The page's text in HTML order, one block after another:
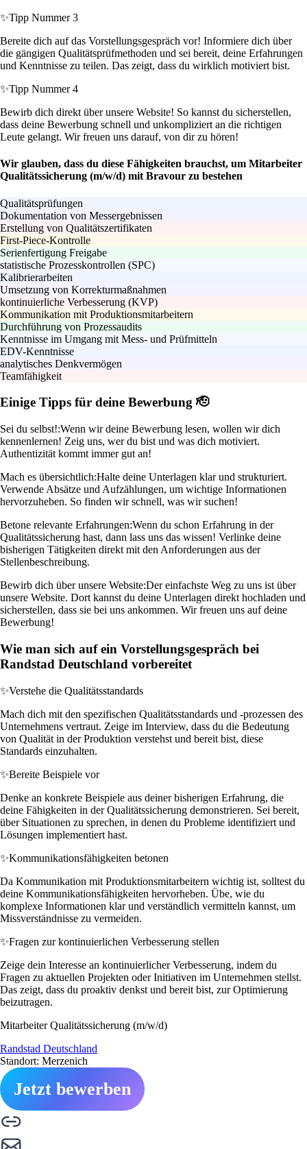
✨Tipp Nummer 3
Bereite dich auf das Vorstellungsgespräch vor! Informiere dich über
die gängigen Qualitätsprüfmethoden und sei bereit, deine Erfahrungen
und Kenntnisse zu teilen. Das zeigt, dass du wirklich motiviert bist.
✨Tipp Nummer 4
Bewirb dich direkt über unsere Website! So kannst du sicherstellen,
dass deine Bewerbung schnell und unkompliziert an die richtigen
Leute gelangt. Wir freuen uns darauf, von dir zu hören!
Wir glauben, dass du diese Fähigkeiten brauchst, um Mitarbeiter
Qualitätssicherung (m/w/d) mit Bravour zu bestehen
Qualitätsprüfungen
Dokumentation von Messergebnissen
Erstellung von Qualitätszertifikaten
First-Piece-Kontrolle
Serienfertigung Freigabe
statistische Prozesskontrollen (SPC)
Kalibrierarbeiten
Umsetzung von Korrekturmaßnahmen
kontinuierliche Verbesserung (KVP)
Kommunikation mit Produktionsmitarbeitern
Durchführung von Prozessaudits
Kenntnisse im Umgang mit Mess- und Prüfmitteln
EDV-Kenntnisse
analytisches Denkvermögen
Teamfähigkeit
Einige Tipps für deine Bewerbung 🫡
Sei du selbst!:Wenn wir deine Bewerbung lesen, wollen wir dich
kennenlernen! Zeig uns, wer du bist und was dich motiviert.
Authentizität kommt immer gut an!
Mach es übersichtlich:Halte deine Unterlagen klar und strukturiert.
Verwende Absätze und Aufzählungen, um wichtige Informationen
hervorzuheben. So finden wir schnell, was wir suchen!
Betone relevante Erfahrungen:Wenn du schon Erfahrung in der
Qualitätssicherung hast, dann lass uns das wissen! Verlinke deine
bisherigen Tätigkeiten direkt mit den Anforderungen aus der
Stellenbeschreibung.
Bewirb dich über unsere Website:Der einfachste Weg zu uns ist über
unsere Website. Dort kannst du deine Unterlagen direkt hochladen und
sicherstellen, dass sie bei uns ankommen. Wir freuen uns auf deine
Bewerbung!
Wie man sich auf ein Vorstellungsgespräch bei
Randstad Deutschland vorbereitet
✨Verstehe die Qualitätsstandards
Mach dich mit den spezifischen Qualitätsstandards und -prozessen des
Unternehmens vertraut. Zeige im Interview, dass du die Bedeutung
von Qualität in der Produktion verstehst und bereit bist, diese
Standards einzuhalten.
✨Bereite Beispiele vor
Denke an konkrete Beispiele aus deiner bisherigen Erfahrung, die
deine Fähigkeiten in der Qualitätssicherung demonstrieren. Sei bereit,
über Situationen zu sprechen, in denen du Probleme identifiziert und
Lösungen implementiert hast.
✨Kommunikationsfähigkeiten betonen
Da Kommunikation mit Produktionsmitarbeitern wichtig ist, solltest du
deine Kommunikationsfähigkeiten hervorheben. Übe, wie du
komplexe Informationen klar und verständlich vermitteln kannst, um
Missverständnisse zu vermeiden.
✨Fragen zur kontinuierlichen Verbesserung stellen
Zeige dein Interesse an kontinuierlicher Verbesserung, indem du
Fragen zu aktuellen Projekten oder Initiativen im Unternehmen stellst.
Das zeigt, dass du proaktiv denkst und bereit bist, zur Optimierung
beizutragen.
Mitarbeiter Qualitätssicherung (m/w/d)
Randstad Deutschland
Standort: Merzenich
Jetzt bewerben